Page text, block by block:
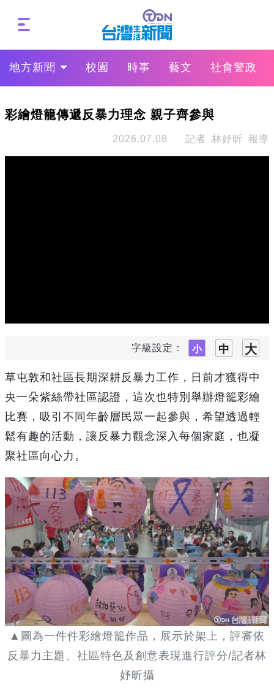
地方新聞 校園 時事 藝文 社會警政
彩繪燈籠傳遞反暴力理念 親子齊參與
2026.07.08 記者 林妤昕 報導
字級設定：
草屯敦和社區長期深耕反暴力工作，日前才獲得中
央一朵紫絲帶社區認證，這次也特別舉辦燈籠彩繪
比賽，吸引不同年齡層民眾一起參與，希望透過輕
鬆有趣的活動，讓反暴力觀念深入每個家庭，也凝
聚社區向心力。
▲圖為一件件彩繪燈籠作品，展示於架上，評審依
反暴力主題、社區特色及創意表現進行評分/記者林
妤昕攝